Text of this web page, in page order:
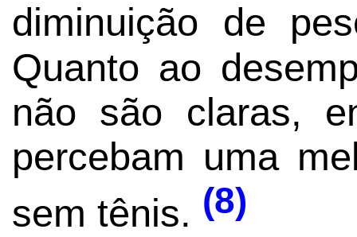
diminuição de
Quanto ao
não são claras,
percebam uma
sem tênis. (8)